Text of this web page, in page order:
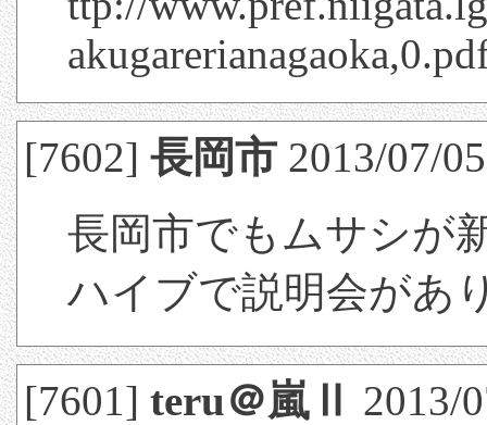
[7602]長岡市 2013/07/
長岡市でもムサシが
ハイブで説明会があ
[7601]teru＠嵐Ⅱ 2013/